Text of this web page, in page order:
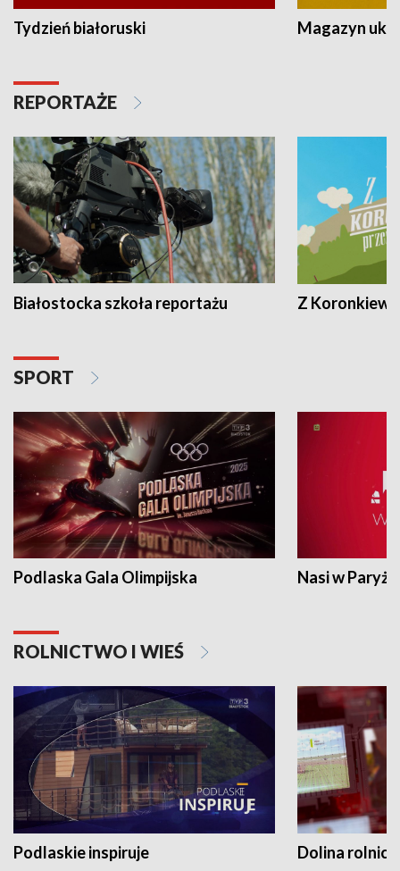
Tydzień białoruski Magazyn
REPORTAŻE
Białostocka szkoła reportażu Z
SPORT
Podlaska Gala Olimpijska Nasi w Paryżu
ROLNICTWO I WIEŚ
Podlaskie inspiruje Dolina